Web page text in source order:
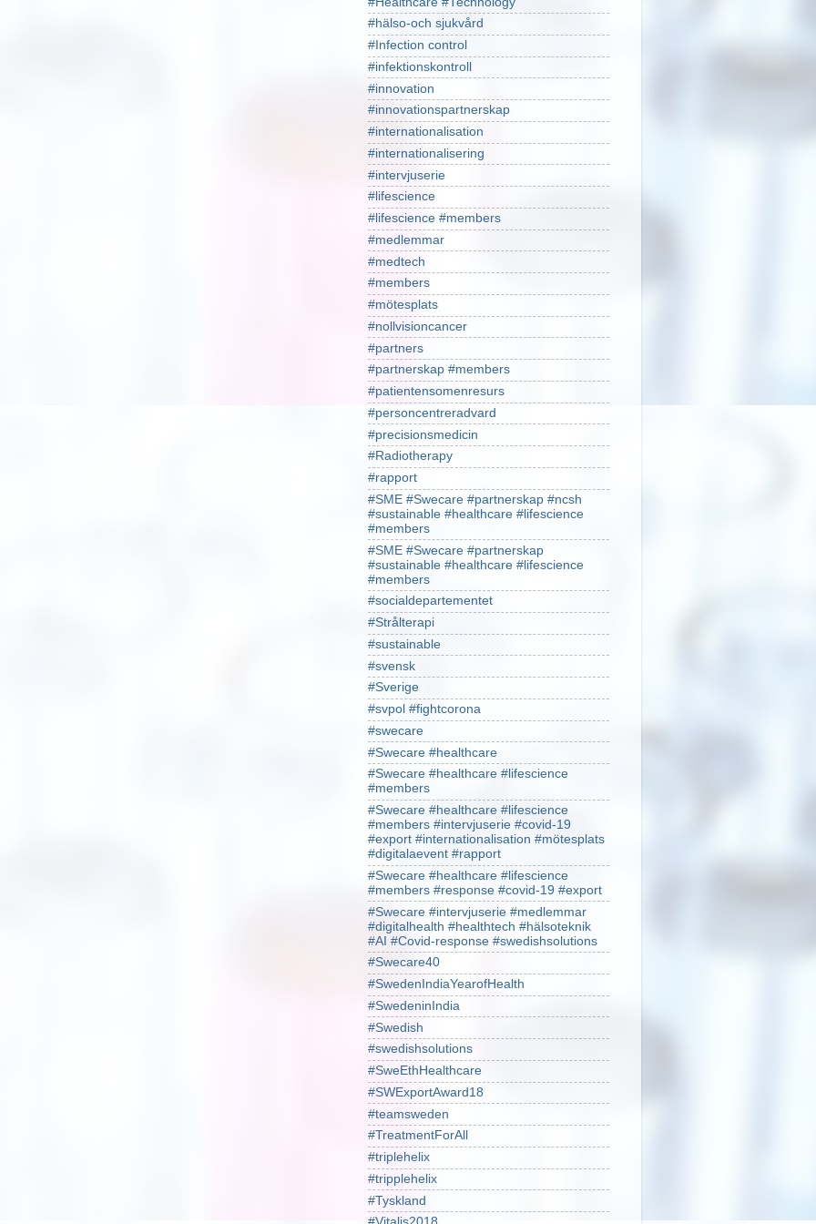
#hälso-och sjukvård
#Infection control
#infektionskontroll
#innovation
#innovationspartnerskap
#internationalisation
#internationalisering
#intervjuserie
#lifescience
#lifescience #members
#medlemmar
#medtech
#members
#mötesplats
#nollvisioncancer
#partners
#partnerskap #members
#patientensomenresurs
#personcentreradvard
#precisionsmedicin
#Radiotherapy
#rapport
#SME #Swecare #partnerskap #ncsh
#sustainable #healthcare #lifescience
#members
#SME #Swecare #partnerskap
#sustainable #healthcare #lifescience
#members
#socialdepartementet
#Strålterapi
#sustainable
#svensk
#Sverige
#svpol #fightcorona
#swecare
#Swecare #healthcare
#Swecare #healthcare #lifescience
#members
#Swecare #healthcare #lifescience
#members #intervjuserie #covid-19
#export #internationalisation #mötesplats
#digitalaevent #rapport
#Swecare #healthcare #lifescience
#members #response #covid-19 #export
#Swecare #intervjuserie #medlemmar
#digitalhealth #healthtech #hälsoteknik
#AI #Covid-response #swedishsolutions
#Swecare40
#SwedenIndiaYearofHealth
#SwedeninIndia
#Swedish
#swedishsolutions
#SweEthHealthcare
#SWExportAward18
#teamsweden
#TreatmentForAll
#triplehelix
#tripplehelix
#Tyskland